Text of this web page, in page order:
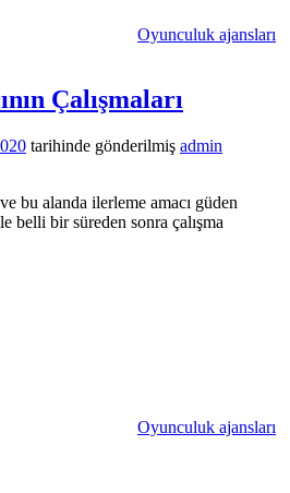
Oyunculuk ajansları
Çalışmaları
tarihinde gönderilmiş admin
bu alanda ilerleme amacı güden
belli bir süreden sonra çalışma
Oyunculuk ajansları